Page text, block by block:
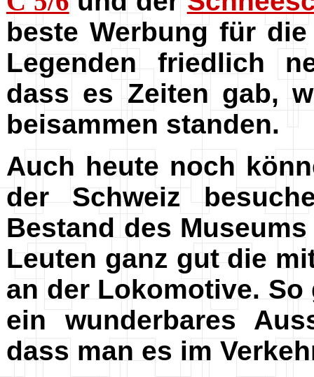
beste Werbung für
Legenden friedlich
dass es Zeiten gab,
beisammen standen.
Auch heute noch
der Schweiz
Bestand des
Leuten ganz gut die
an der Lokomotive. So
ein wunderbares
dass man es im